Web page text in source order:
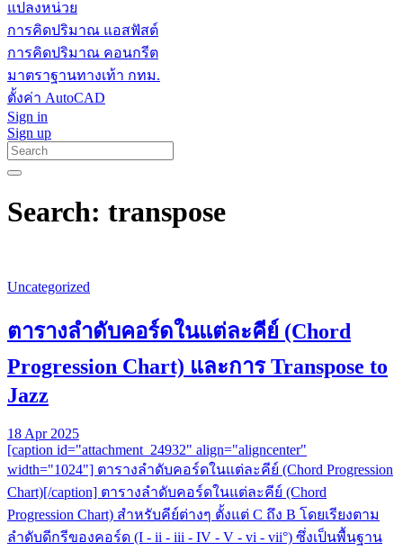
แปลงหน่วย
การคิดปริมาณ แอสฟัสต์
การคิดปริมาณ คอนกรีต
มาตราฐานทางเท้า กทม.
ตั้งค่า AutoCAD
Sign in
Sign up
Search: transpose
Uncategorized
ตารางลำดับคอร์ดในแต่ละคีย์ (Chord
Progression Chart) และการ Transpose to
Jazz
18 Apr 2025
[caption id="attachment_24932" align="aligncenter"
width="1024"] ตารางลำดับคอร์ดในแต่ละคีย์ (Chord Progression
Chart)[/caption] ตารางลำดับคอร์ดในแต่ละคีย์ (Chord
Progression Chart) สำหรับคีย์ต่างๆ ตั้งแต่ C ถึง B โดยเรียงตาม
ลำดับดีกรีของคอร์ด (I - ii - iii - IV - V - vi - vii°) ซึ่งเป็นพื้นฐาน